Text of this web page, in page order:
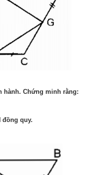
hành. Chứng minh rằng:
đồng quy.